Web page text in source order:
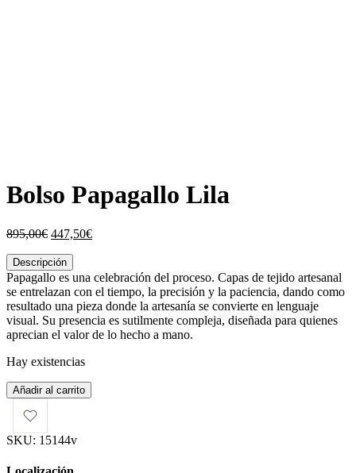
Bolso Papagallo Lila
895,00€ El
original
era:
895,00€.
447,50€El
es:
447,50€.
Descripción
Papagallo es una celebración del proceso. Capas de tejido artesanal
se entrelazan con el tiempo, la precisión y la paciencia, dando como
resultado una pieza donde la artesanía se convierte en lenguaje
visual. Su presencia es sutilmente compleja, diseñada para quienes
aprecian el valor de lo hecho a mano.
Hay existencias
Bolso
Papagallo
Lila
cantidad
Añadir al carrito
SKU: 15144v